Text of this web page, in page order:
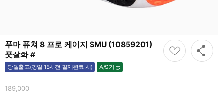
푸마 퓨쳐 8 프로 케이지 SMU (10859201)
풋살화 #
당일출고(평일 15시전 결제완료 시) A/S 가능
가능
189,000